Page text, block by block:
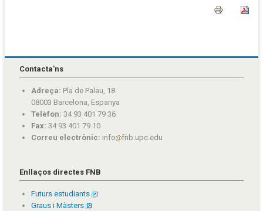
Contacta'ns
Adreça: Pla de Palau, 18
08003 Barcelona, Espanya
Telèfon: 34 93 401 79 36
Fax: 34 93 401 79 10
Correu electrònic: info fnb.upc.edu
Enllaços directes FNB
Futurs estudiants
Graus i Màsters